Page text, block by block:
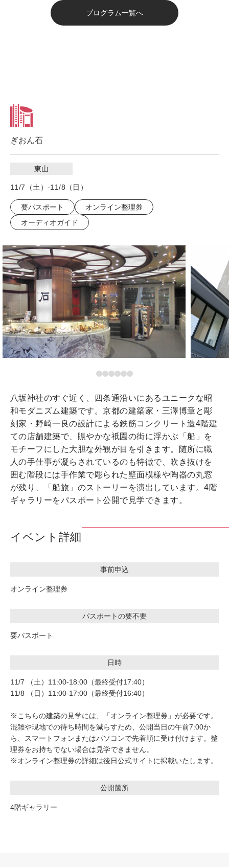
プログラム一覧へ
ぎおん石
東山
11/7（土）-11/8（日）
要パスポート
オンライン整理券
オーディオガイド
八坂神社のすぐ近く、四条通沿いにあるユニークな昭
和モダニズム建築です。京都の建築家・三澤博章と彫
刻家・野崎一良の設計による鉄筋コンクリート造4階建
ての店舗建築で、賑やかな祇園の街に浮かぶ「船」を
モチーフにした大胆な外観が目を引きます。随所に職
人の手仕事が凝らされているのも特徴で、吹き抜けを
囲む階段には手作業で彫られた壁面模様や陶器の丸窓
が残り、「船旅」のストーリーを演出しています。4階
ギャラリーをパスポート公開で見学できます。
イベント詳細
事前申込
オンライン整理券
パスポートの要不要
要パスポート
日時
11/7 （土）11:00-18:00（最終受付17:40）
11/8 （日）11:00-17:00（最終受付16:40）
※こちらの建築の見学には、「オンライン整理券」が必要です。
混雑や現地での待ち時間を減らすため、公開当日の午前7:00か
ら、スマートフォンまたはパソコンで先着順に受け付けます。整
理券をお持ちでない場合は見学できません。
※オンライン整理券の詳細は後日公式サイトに掲載いたします。
公開箇所
4階ギャラリー